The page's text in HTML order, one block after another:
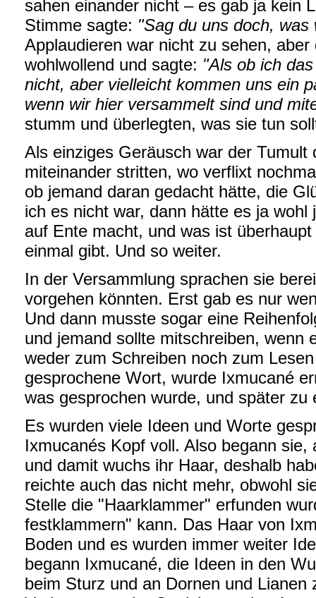
sahen einander nicht – es gab ja kein
Stimme sagte: "Sag du uns doch,
Applaudieren war nicht zu sehen,
wohlwollend und sagte: "Als ob ich
nicht, aber vielleicht kommen uns ein
wenn wir hier versammelt sind und
stumm und überlegten, was sie tun
Als einziges Geräusch war der
miteinander stritten, wo verflixt
ob jemand daran gedacht hätte, die
ich es nicht war, dann hätte es ja
auf Ente macht, und was ist
einmal gibt. Und so weiter.
In der Versammlung sprachen sie
vorgehen könnten. Erst gab es nur
Und dann musste sogar eine
und jemand sollte mitschreiben, wenn
weder zum Schreiben noch zum
gesprochene Wort, wurde Ixmucané
was gesprochen wurde, und später zu
Es wurden viele Ideen und Worte
Ixmucanés Kopf voll. Also begann
und damit wuchs ihr Haar, deshalb
reichte auch das nicht mehr, obwohl
Stelle die "Haarklammer" erfunden
festklammern" kann. Das Haar von
Boden und es wurden immer weiter
begann Ixmucané, die Ideen in den
beim Sturz und an Dornen und